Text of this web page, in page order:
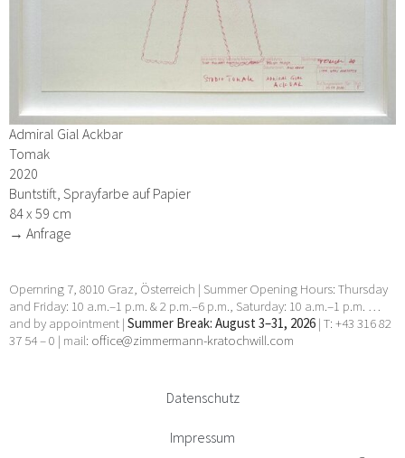
Admiral Gial Ackbar
Tomak
2020
Buntstift, Sprayfarbe auf Papier
84 x 59 cm
→ Anfrage
Opernring 7, 8010 Graz, Österreich | Summer Opening Hours: Thursday
and Friday: 10 a.m.–1 p.m. & 2 p.m.–6 p.m., Saturday: 10 a.m.–1 p.m. …
and by appointment | Summer Break: August 3–31, 2026 | T: +43 316 82
37 54 – 0 | mail: office@zimmermann-kratochwill.com
Datenschutz
Impressum